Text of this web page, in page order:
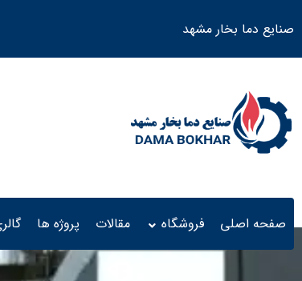
صنایع دما بخار مشهد
صفحه اصلی فروشگاه مقالات پروژه ها